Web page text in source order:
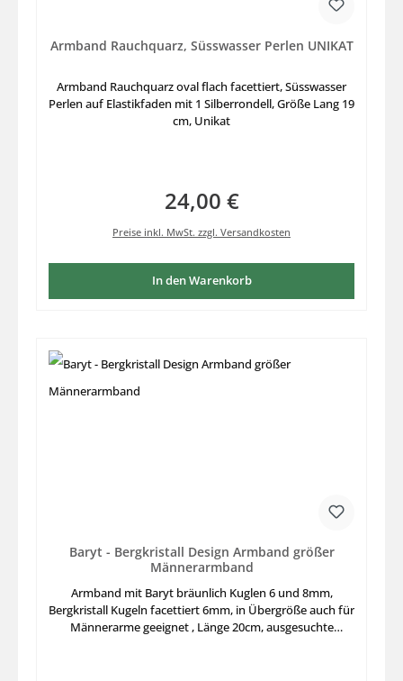
Armband Rauchquarz, Süsswasser Perlen UNIKAT
Armband Rauchquarz oval flach facettiert, Süsswasser
Perlen auf Elastikfaden mit 1 Silberrondell, Größe Lang 19
cm, Unikat
Regulärer Preis:
24,00 €
Preise inkl. MwSt. zzgl. Versandkosten
In den Warenkorb
Baryt - Bergkristall Design Armband größer
Männerarmband
Armband mit Baryt bräunlich Kuglen 6 und 8mm,
Bergkristall Kugeln facettiert 6mm, in Übergröße auch für
Männerarme geeignet , Länge 20cm, ausgesuchte